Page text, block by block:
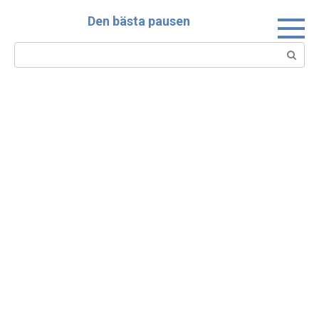
Den bästa pausen
Search: